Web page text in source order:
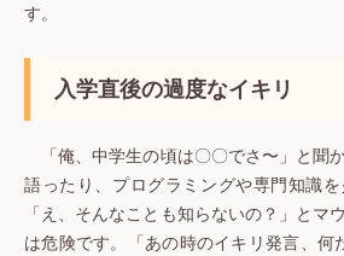
す。
入学直後の過度なイキリ
「俺、中学生の頃は〇〇でさ〜」と聞
語ったり、プログラミングや専門知識
「え、そんなことも知らないの？」とマ
は危険です。「あの時のイキリ発言、何